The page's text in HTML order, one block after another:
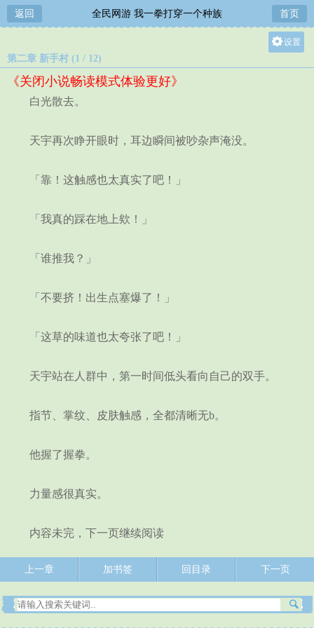
返回 全民网游 我一拳打穿一个种族 首页
设置
第二章 新手村 (1 / 12)
《关闭小说畅读模式体验更好》
白光散去。
天宇再次睁开眼时，耳边瞬间被吵杂声淹没。
「靠！这触感也太真实了吧！」
「我真的踩在地上欸！」
「谁推我？」
「不要挤！出生点塞爆了！」
「这草的味道也太夸张了吧！」
天宇站在人群中，第一时间低头看向自己的双手。
指节、掌纹、皮肤触感，全都清晰无b。
他握了握拳。
力量感很真实。
内容未完，下一页继续阅读
上一章 加书签 回目录 下一页